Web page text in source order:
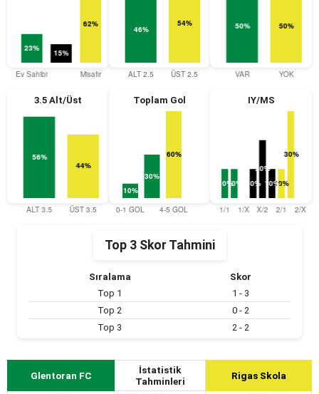
3.5 Alt/Üst Toplam Gol IY/MS
Top 3 Skor Tahmini
Sıralama
Skor
Top 1
1 - 3
Top 2
0 - 2
Top 3
2 - 2
Glentoran FC
İstatistik
Tahminleri
Rigas Skola